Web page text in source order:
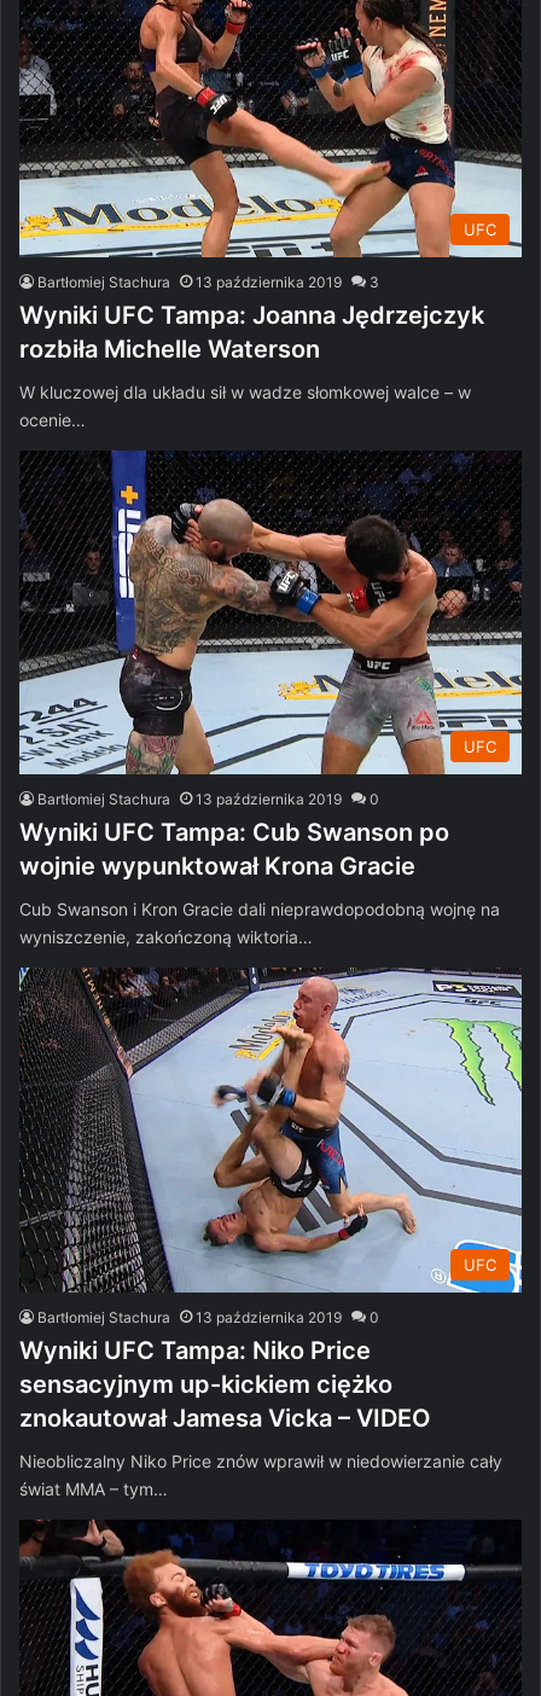
UFC
Bartłomiej Stachura 13 października 2019 3
Wyniki UFC Tampa: Joanna Jędrzejczyk
rozbiła Michelle Waterson
W kluczowej dla układu sił w wadze słomkowej walce – w
ocenie…
UFC
Bartłomiej Stachura 13 października 2019 0
Wyniki UFC Tampa: Cub Swanson po
wojnie wypunktował Krona Gracie
Cub Swanson i Kron Gracie dali nieprawdopodobną wojnę na
wyniszczenie, zakończoną wiktoria…
UFC
Bartłomiej Stachura 13 października 2019 0
Wyniki UFC Tampa: Niko Price
sensacyjnym up-kickiem ciężko
znokautował Jamesa Vicka – VIDEO
Nieobliczalny Niko Price znów wprawił w niedowierzanie cały
świat MMA – tym…